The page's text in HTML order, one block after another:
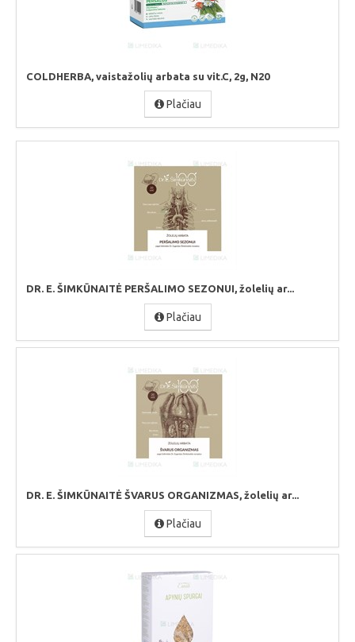
COLDHERBA, vaistažolių arbata su vit.C, 2g, N20
Plačiau
DR. E. ŠIMKŪNAITĖ PERŠALIMO SEZONUI, žolelių ar...
Plačiau
DR. E. ŠIMKŪNAITĖ ŠVARUS ORGANIZMAS, žolelių ar...
Plačiau